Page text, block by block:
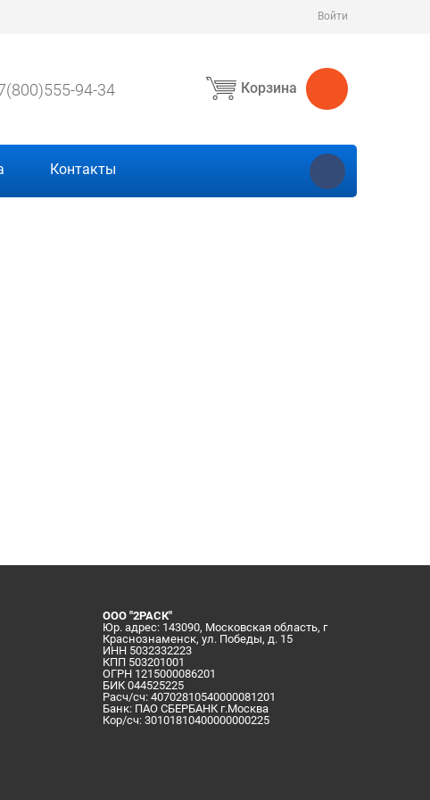
Войти
94-34 Корзина
Контакты
ООО "2РАСК"
Юр. адрес: 143090, Московская область, г
Краснознаменск, ул. Победы, д. 15
ИНН 5032332223
КПП 503201001
ОГРН 1215000086201
БИК 044525225
Расч/сч: 40702810540000081201
Банк: ПАО СБЕРБАНК г.Москва
Кор/сч: 30101810400000000225